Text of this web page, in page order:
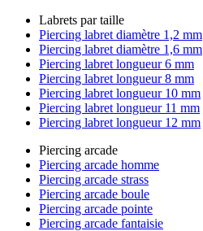
Labrets par taille
Piercing labret diamètre 1,2 mm
Piercing labret diamètre 1,6 mm
Piercing labret longueur 6 mm
Piercing labret longueur 8 mm
Piercing labret longueur 10 mm
Piercing labret longueur 11 mm
Piercing labret longueur 12 mm
Piercing arcade
Piercing arcade homme
Piercing arcade strass
Piercing arcade boule
Piercing arcade pointe
Piercing arcade fantaisie